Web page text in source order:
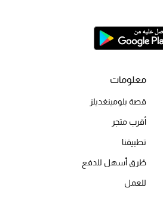
معلومات
قصة بلومينغديلز
أقرب متجر
تطبيقنا
طُرق أسهل للدفع
للعمل